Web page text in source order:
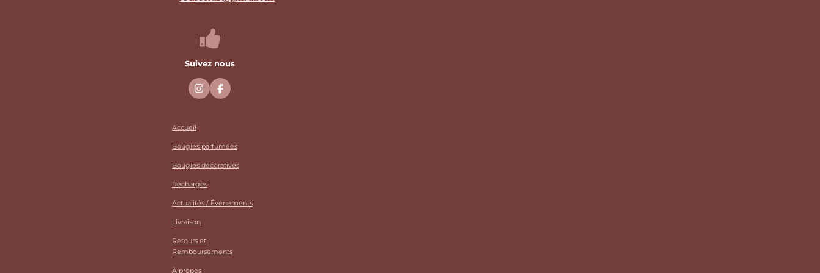
Suivez nous
I
n
r
m
F
a
o
Accueil
Bougies parfumées
Bougies décoratives
Recharges
Actualités / Évènements
Livraison
Retours et
Remboursements
À propos